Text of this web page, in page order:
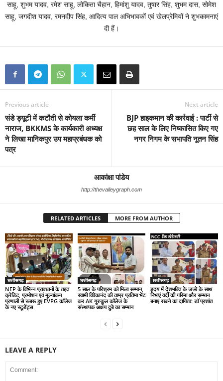
साहू, शुभम यादव, रमेश साहू, लोकिता चैहान, हिमांशु यादव, तुषार सिंह, शुभम दास, सोमेश
साहू, जगदीश यादव, रमनदीप सिंह, आदित्य पाल अभिभावकों एवं खेलप्रेमियों ने शुभकामनाएं
दी हैं।
Previous article
संडे ड्यूटी में कटौती से कोयला कर्मी
नाराज, BKKMS के कार्यकारी अध्यक्ष
ने लिखा मानिकपुर उप महाप्रबंधक को
पत्र
Next article
BJP हाइकमान की कार्रवाई : पार्टी से
छह साल के लिए निष्कासित किए गए
नगर निगम के सभापति नूतन सिंह
आकांक्षा पांडेय
http://thevalleygraph.com
RELATED ARTICLES MORE FROM AUTHOR
छत्तीसगढ़
NEP के विभिन्न प्रावधानों के तहत
क्रेडिट, प्रमोशन एवं मूल्यांकन
प्रणाली से रूबरू हुए EVPG कॉलेज
के नए स्टूडेंट्स
छत्तीसगढ़
5 साल के परिश्रम को मिला सम्मान,
स्वामी विवेकानंद की ताम्र प्रतिमा भेंट
कर AK गुरुकुल कॉलेज के
संस्थापक अक्षय दुबे का सम्मान
छत्तीसगढ़
हृदय में देशभक्ति के जज्बे के साथ
निभाएं वर्दी की गरिमा और सम्मान
बनाए रखने का दायित्व: डाॅ प्रशांत
LEAVE A REPLY